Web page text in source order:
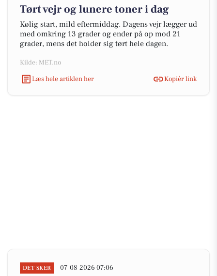
Tørt vejr og lunere toner i dag
Kølig start, mild eftermiddag. Dagens vejr lægger ud
med omkring 13 grader og ender på op mod 21
grader, mens det holder sig tørt hele dagen.
Kilde: MET.no
Læs hele artiklen her
Kopiér link
DET SKER 07-08-2026 07:06